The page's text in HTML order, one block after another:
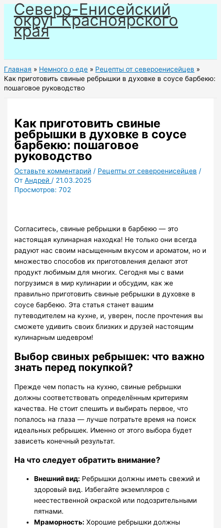
Перейти
содержимому
Северо-Енисейский
округ Красноярского
края
Главная Немного о еде
Рецепты от североенисейцев
Как приготовить свиные ребрышки в духовке в соусе барбекю:
пошаговое руководство
Как приготовить свиные
ребрышки в духовке в соусе
барбекю: пошаговое
руководство
Оставьте комментарий / Рецепты от североенисейцев /
ОтАндрей / 21.03.2025
Просмотров: 702
Согласитесь, свиные ребрышки в барбекю — это
настоящая кулинарная находка! Не только они всегда
радуют нас своим насыщенным вкусом и ароматом, но и
множество способов их приготовления делают этот
продукт любимым для многих. Сегодня мы с вами
погрузимся в мир кулинарии и обсудим, как же
правильно приготовить свиные ребрышки в духовке в
соусе барбекю. Эта статья станет вашим
путеводителем на кухне, и, уверен, после прочтения вы
сможете удивить своих близких и друзей настоящим
кулинарным шедевром!
Выбор свиных ребрышек: что важно
знать перед покупкой?
Прежде чем попасть на кухню, свиные ребрышки
должны соответствовать определённым критериям
качества. Не стоит спешить и выбирать первое, что
попалось на глаза — лучше потратьте время на поиск
идеальных ребрышек. Именно от этого выбора будет
зависеть конечный результат.
На что следует обратить внимание?
Внешний вид: Ребрышки должны иметь свежий и
здоровый вид. Избегайте экземпляров с
неестественной окраской или подозрительными
пятнами.
Мраморность: Хорошие ребрышки должны